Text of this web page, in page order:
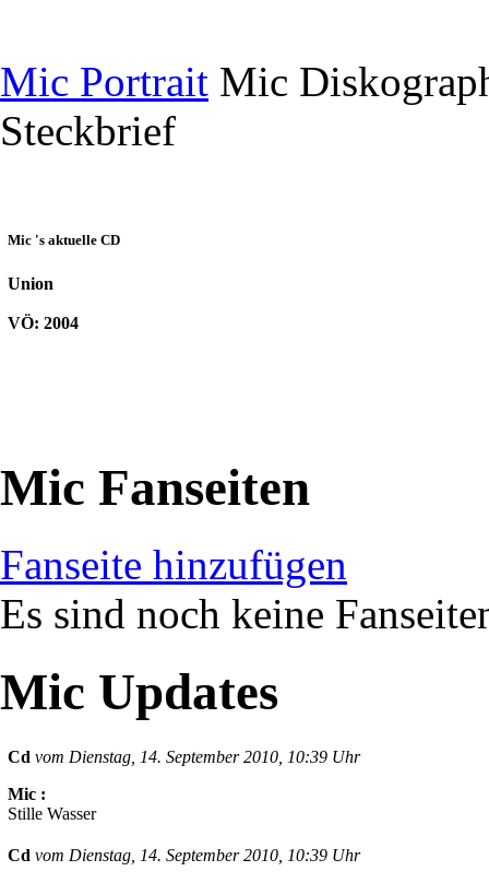
Mic Portrait Mic
Steckbrief
Mic 's aktuelle CD
Union
VÖ: 2004
Mic Fanseiten
Fanseite hinzufügen
Es sind noch keine
Mic Updates
Cd vom Dienstag, 14. September 2010, 10:39 Uhr
Mic :
Stille Wasser
Cd vom Dienstag, 14. September 2010, 10:39 Uhr